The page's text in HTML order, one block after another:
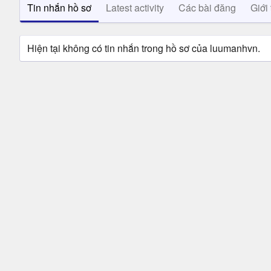
Tin nhắn hồ sơ Latest activity Các bài đăng Giới
Hiện tại không có tin nhắn trong hồ sơ của luumanhvn.